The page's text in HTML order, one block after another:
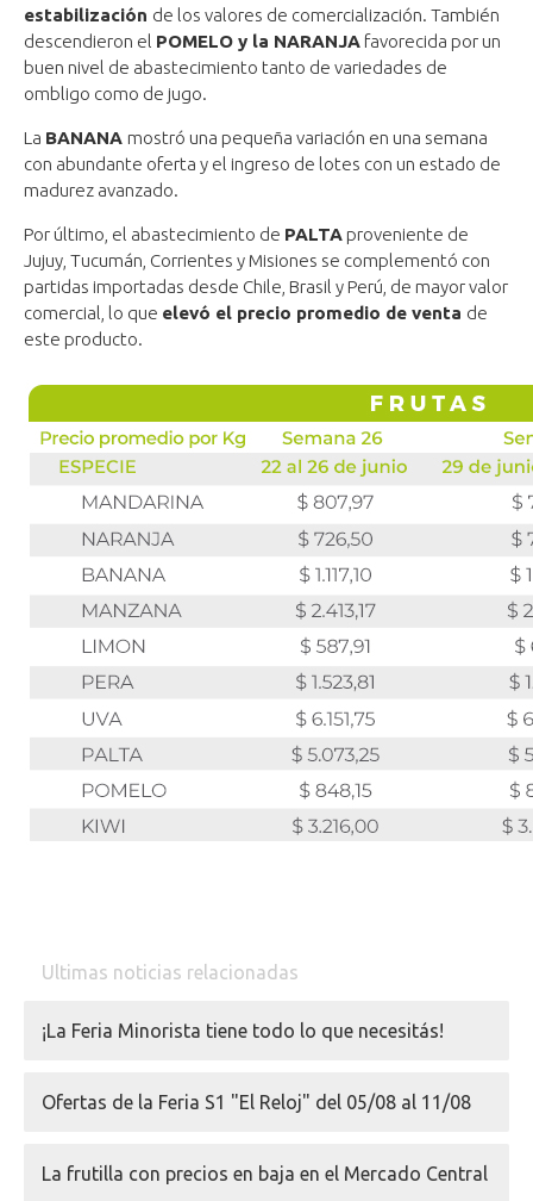
estabilización de los valores de comercialización. También
descendieron el POMELO y la NARANJA favorecida por un
buen nivel de abastecimiento tanto de variedades de
ombligo como de jugo.
La BANANA mostró una pequeña variación en una semana
con abundante oferta y el ingreso de lotes con un estado de
madurez avanzado.
Por último, el abastecimiento de PALTA proveniente de
Jujuy, Tucumán, Corrientes y Misiones se complementó con
partidas importadas desde Chile, Brasil y Perú, de mayor valor
comercial, lo que elevó el precio promedio de venta de
este producto.
Ultimas noticias relacionadas
¡La Feria Minorista tiene todo lo que necesitás!
Ofertas de la Feria S1 "El Reloj" del 05/08 al 11/08
La frutilla con precios en baja en el Mercado Central